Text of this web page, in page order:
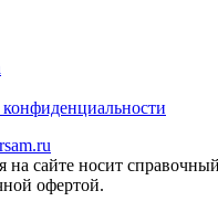
сайте носит
офертой.